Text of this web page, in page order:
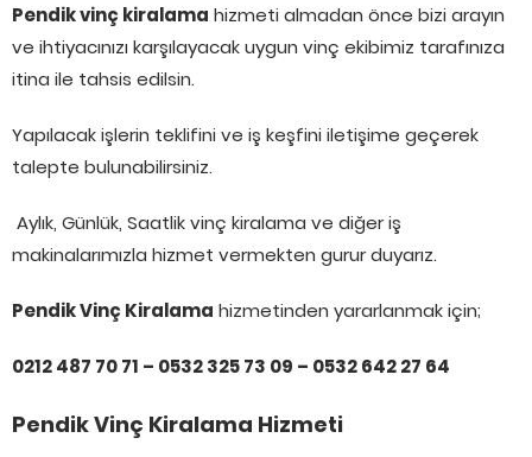
Pendik vinç kiralama hizmeti almadan önce bizi arayın
ve ihtiyacınızı karşılayacak uygun vinç ekibimiz tarafınıza
itina ile tahsis edilsin.
Yapılacak işlerin teklifini ve iş keşfini iletişime geçerek
talepte bulunabilirsiniz.
Aylık, Günlük, Saatlik vinç kiralama ve diğer iş
makinalarımızla hizmet vermekten gurur duyarız.
Pendik Vinç Kiralama hizmetinden yararlanmak için;
0212 487 70 71 – 0532 325 73 09 – 0532 642 27 64
Pendik Vinç Kiralama Hizmeti